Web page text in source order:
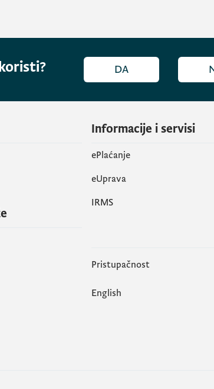
DA
Informacije i servisi
ePlaćanje
eUprava
IRMS
Pristupačnost
English